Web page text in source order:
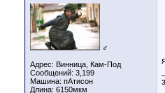
♂
Адрес: Винница, Кам-Под
Сообщений: 3,199
Машина: пАтисон
Длина: 6150мкм